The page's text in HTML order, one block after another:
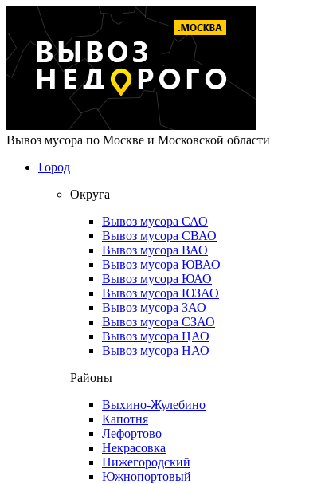
Вывоз мусора по Москве и Московской области
Город
Округа
Вывоз мусора САО
Вывоз мусора СВАО
Вывоз мусора ВАО
Вывоз мусора ЮВАО
Вывоз мусора ЮАО
Вывоз мусора ЮЗАО
Вывоз мусора ЗАО
Вывоз мусора СЗАО
Вывоз мусора ЦАО
Вывоз мусора НАО
Районы
Выхино-Жулебино
Капотня
Лефортово
Некрасовка
Нижегородский
Южнопортовый